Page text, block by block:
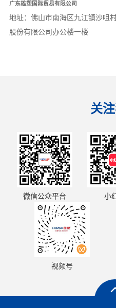
广东雄塑国际贸易有限公司
地址：佛山市南海区九江镇沙咀
股份有限公司办公楼一楼
关注
微信公众平台 小
视频号